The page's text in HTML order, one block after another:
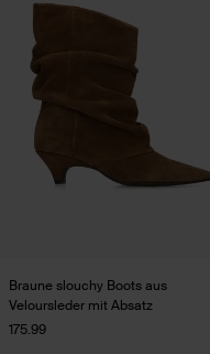
Braune slouchy Boots aus
Veloursleder mit Absatz
175.99